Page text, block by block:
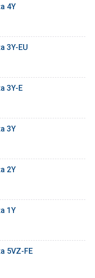
4Y
3Y-EU
3Y-E
3Y
2Y
1Y
5VZ-FE